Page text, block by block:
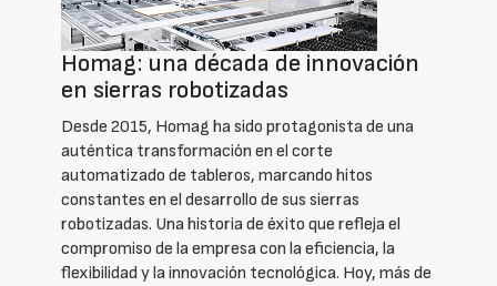
Homag: una década de innovación
en sierras robotizadas
Desde 2015, Homag ha sido protagonista de una
auténtica transformación en el corte
automatizado de tableros, marcando hitos
constantes en el desarrollo de sus sierras
robotizadas. Una historia de éxito que refleja el
compromiso de la empresa con la eficiencia, la
flexibilidad y la innovación tecnológica. Hoy, más de